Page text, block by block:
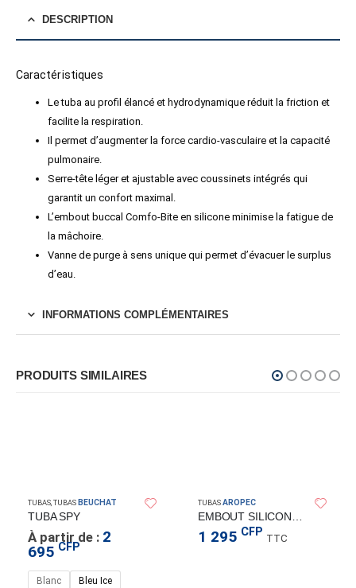
DESCRIPTION
Caractéristiques
Le tuba au profil élancé et hydrodynamique réduit la friction et
facilite la respiration.
Il permet d’augmenter la force cardio-vasculaire et la capacité
pulmonaire.
Serre-tête léger et ajustable avec coussinets intégrés qui
garantit un confort maximal.
L’embout buccal Comfo-Bite en silicone minimise la fatigue de
la mâchoire.
Vanne de purge à sens unique qui permet d’évacuer le surplus
d’eau.
INFORMATIONS COMPLÉMENTAIRES
PRODUITS SIMILAIRES
TUBAS TUBASBEUCHAT
TUBA SPY
À partir de : 2
695 CFP
Blanc
Bleu Ice
TUBASAROPEC
1 295 CFP TTC